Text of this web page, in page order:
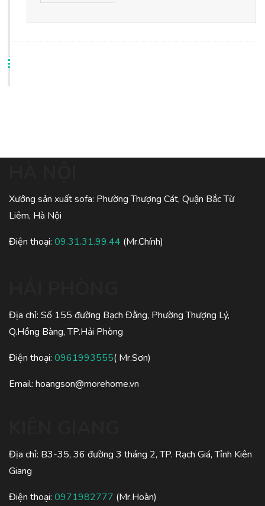
Xưởng sản xuất sofa: Phường Thượng Cát, Quận Bắc Từ
Liêm, Hà Nội
Điện thoại: 09.31.31.99.44 (Mr.Chính)
Địa chỉ: Số 155 đường Bạch Đằng, Phường Thượng Lý,
Q.Hồng Bàng, TP.Hải Phòng
Điện thoại: 0961993555( Mr.Sơn)
Email: hoangson@morehome.vn
Địa chỉ: B3-35, 36 đường 3 tháng 2, TP. Rạch Giá, Tỉnh Kiên
Giang
Điện thoại: 0971982777 (Mr.Hoàn)